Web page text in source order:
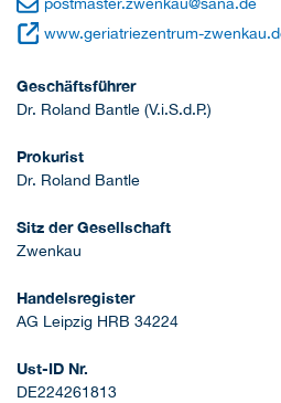
postmaster.zwenkau@sana.de
www.geriatriezentrum-
Geschäftsführer
Dr. Roland Bantle (V.i.S.d.P.)
Prokurist
Dr. Roland Bantle
Sitz der Gesellschaft
Zwenkau
Handelsregister
AG Leipzig HRB 34224
Ust-ID Nr.
DE224261813